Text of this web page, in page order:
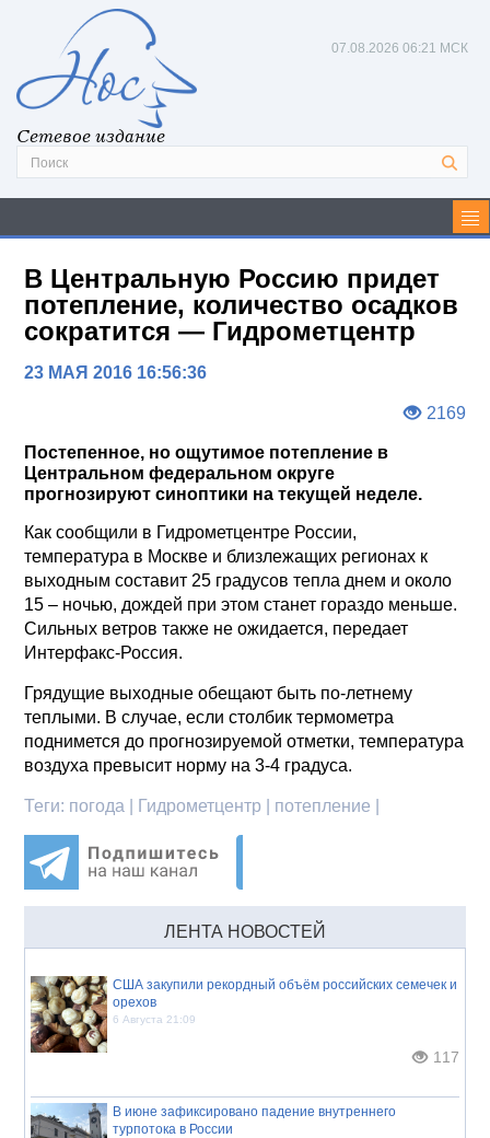
Сетевое издание
07.08.2026 06:21 МСК
В Центральную Россию придет
потепление, количество осадков
сократится — Гидрометцентр
23 МАЯ 2016 16:56:36
2169
Постепенное, но ощутимое потепление в
Центральном федеральном округе
прогнозируют синоптики на текущей неделе.
Как сообщили в Гидрометцентре России,
температура в Москве и близлежащих регионах к
выходным составит 25 градусов тепла днем и около
15 – ночью, дождей при этом станет гораздо меньше.
Сильных ветров также не ожидается, передает
Интерфакс-Россия.
Грядущие выходные обещают быть по-летнему
теплыми. В случае, если столбик термометра
поднимется до прогнозируемой отметки, температура
воздуха превысит норму на 3-4 градуса.
Теги: погода | Гидрометцентр | потепление |
ЛЕНТА НОВОСТЕЙ
США закупили рекордный объём российских семечек и
орехов
6 Августа 21:09
117
В июне зафиксировано падение внутреннего
турпотока в России